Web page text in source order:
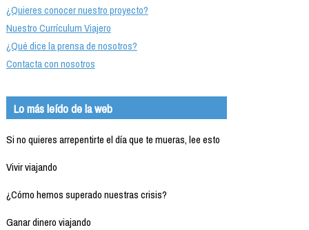
¿Quieres conocer nuestro proyecto?
Nuestro Currículum Viajero
¿Qué dice la prensa de nosotros?
Contacta con nosotros
Lo más leído de la web
Si no quieres arrepentirte el día que te mueras, lee esto
Vivir viajando
¿Cómo hemos superado nuestras crisis?
Ganar dinero viajando